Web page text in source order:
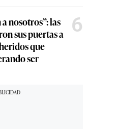
nosotros”: las
sus puertas a
que
ser
6